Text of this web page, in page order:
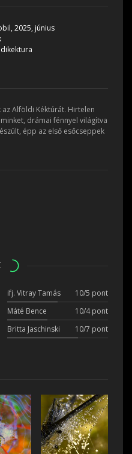
2025, június
Alföldi Kéktúrát. Hirtelen
drámai fénnyel világítva
épp az első esőcseppek
ifj. Vitray Tamás
10/5 pont
Máté Bence
10/4 pont
Britta Jaschinski
10/7 pont